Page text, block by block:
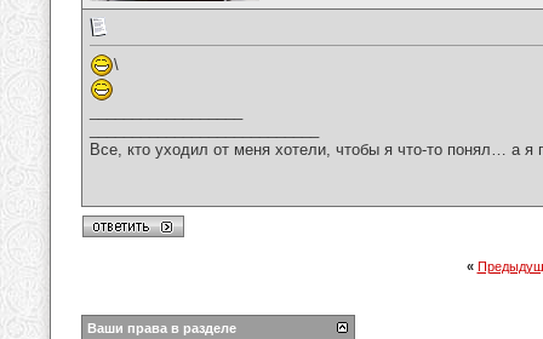
\
Все, кто уходил от меня хотели, чтобы я что-то понял… а
«
Ваши права в разделе